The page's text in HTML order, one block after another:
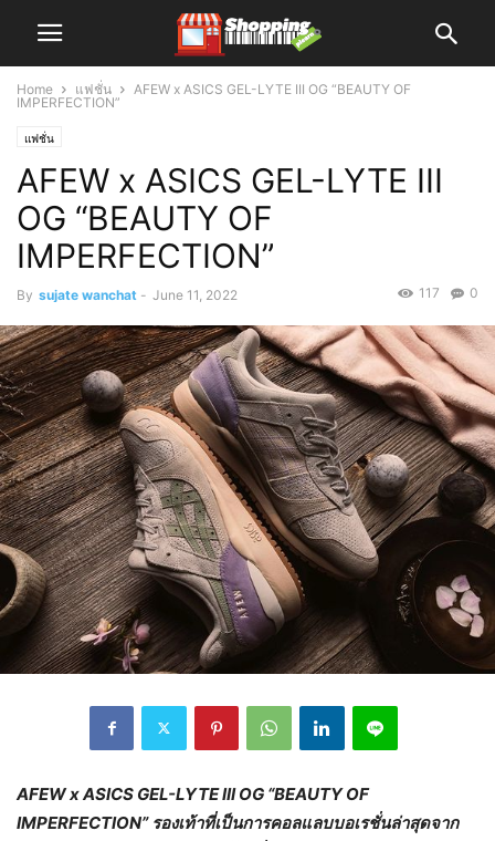
Home แฟชั่น
AFEW x ASICS GEL-LYTE III OG “BEAUTY OF
IMPERFECTION”
แฟชั่น
AFEW x ASICS GEL-LYTE III
OG “BEAUTY OF
IMPERFECTION”
By sujate wanchat - June 11, 2022 0
117
AFEW x ASICS GEL-LYTE III OG “BEAUTY OF
IMPERFECTION” รองเท้าที่เป็นการคอลแลบบอเรชั่นล่าสุดจาก